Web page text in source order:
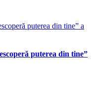
puterea din tine”